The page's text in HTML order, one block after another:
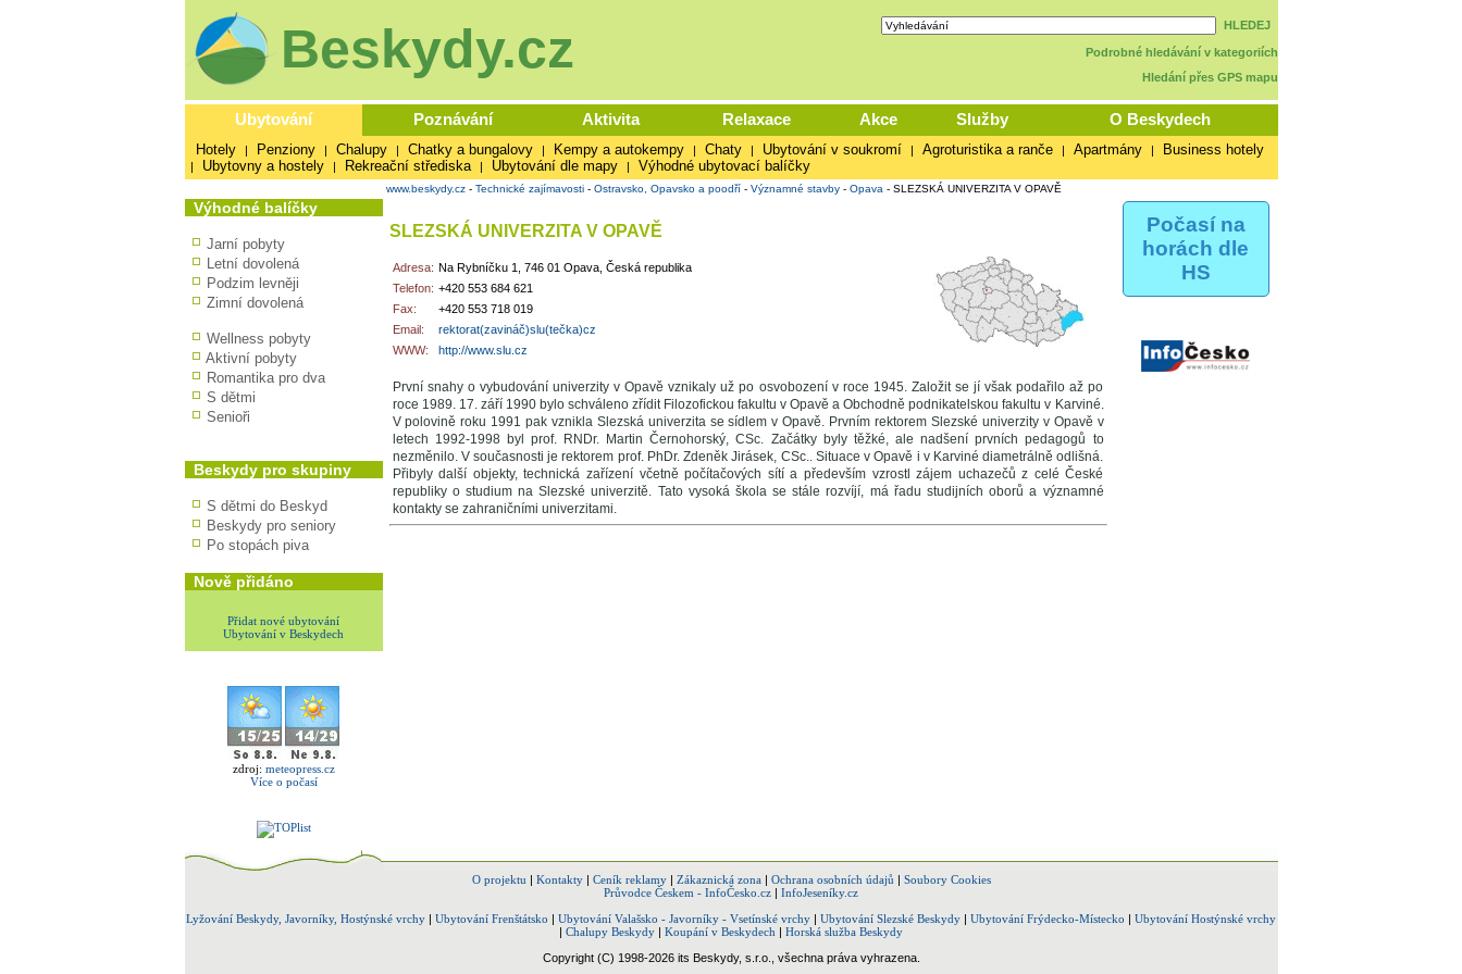
Beskydy.cz HLEDEJ
Podrobné hledávání v kategoriích
Hledání přes GPS mapu
Ubytování Poznávání Aktivita Relaxace Akce Služby O Beskydech
Hotely | Penziony | Chalupy | Chatky a bungalovy | Kempy a autokempy | Chaty | Ubytování v soukromí | Agroturistika a ranče | Apartmány | Business hotely
| Ubytovny a hostely | Rekreační střediska | Ubytování dle mapy | Výhodné ubytovací balíčky
Výhodné balíčky
Jarní pobyty
Letní dovolená
Podzim levněji
Zimní dovolená
Wellness pobyty
Aktivní pobyty
Romantika pro dva
S dětmi
Senioři
Beskydy pro skupiny
S dětmi do Beskyd
Beskydy pro seniory
Po stopách piva
Nově přidáno
Přidat nové ubytování
Ubytování v Beskydech
zdroj: meteopress.cz
Více o počasí
www.beskydy.cz- Technické zajímavosti- Ostravsko, Opavsko a poodří- Významné stavby- Opava - SLEZSKÁ UNIVERZITA V OPAVĚ
SLEZSKÁ UNIVERZITA V OPAVĚ
Adresa: Na Rybníčku 1, 746 01 Opava, Česká republika
Telefon: +420 553 684 621
Fax:
+420 553 718 019
Email:
rektorat(zavináč)slu(tečka)cz
WWW:
http://www.slu.cz
První snahy o vybudování univerzity v Opavě vznikaly už po osvobození v roce 1945. Založit se jí však podařilo až po
roce 1989. 17. září 1990 bylo schváleno zřídit Filozofickou fakultu v Opavě a Obchodně podnikatelskou fakultu v Karviné.
V polovině roku 1991 pak vznikla Slezská univerzita se sídlem v Opavě. Prvním rektorem Slezské univerzity v Opavě v
letech 1992-1998 byl prof. RNDr. Martin Černohorský, CSc. Začátky byly těžké, ale nadšení prvních pedagogů to
nezměnilo. V současnosti je rektorem prof. PhDr. Zdeněk Jirásek, CSc.. Situace v Opavě i v Karviné diametrálně odlišná.
Přibyly další objekty, technická zařízení včetně počítačových sítí a především vzrostl zájem uchazečů z celé České
republiky o studium na Slezské univerzitě. Tato vysoká škola se stále rozvíjí, má řadu studijních oborů a významné
kontakty se zahraničními univerzitami.
Počasí na
horách dle
HS
O projektu | Kontakty| Ceník reklamy| Zákaznická zona| Ochrana osobních údajů | Soubory Cookies
Průvodce Českem - InfoČesko.cz | InfoJeseníky.cz
Lyžování Beskydy, Javorníky, Hostýnské vrchy | Ubytování Frenštátsko | Ubytování Valašsko - Javorníky - Vsetínské vrchy | Ubytování Slezské Beskydy | Ubytování Frýdecko-Místecko | Ubytování Hostýnské vrchy
| Chalupy Beskydy | Koupání v Beskydech | Horská služba Beskydy
Copyright (C) 1998-2026 its Beskydy, s.r.o., všechna práva vyhrazena.